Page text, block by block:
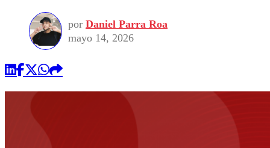
por Daniel Parra Roa
mayo 14, 2026